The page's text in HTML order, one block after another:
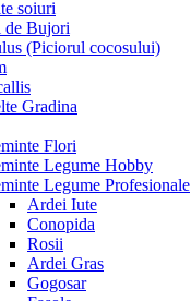
soiuri
de Bujori
(Piciorul cocosului)
Gradina
Flori
Legume Hobby
Legume Profesionale
Ardei Iute
Conopida
Rosii
Ardei Gras
Gogosar